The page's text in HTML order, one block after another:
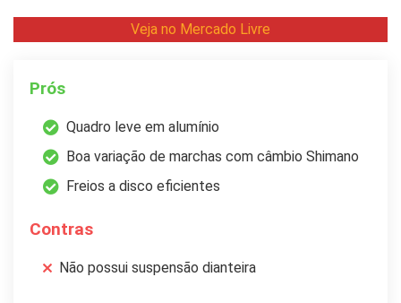
Veja no Mercado Livre
Prós
Quadro leve em alumínio
Boa variação de marchas com câmbio Shimano
Freios a disco eficientes
Contras
Não possui suspensão dianteira